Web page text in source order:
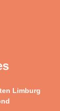
Limburg